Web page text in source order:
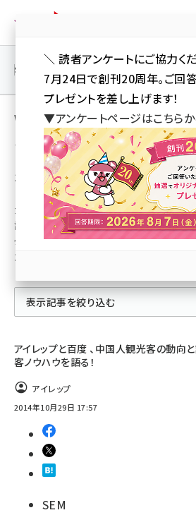
ン
seo (3519)
ai (2801)
youtube (2425)
note (2310)
z世代 (1620)
meo (1274)
llmo (1160)
SEO
Web担当者／仕事 ＋ イベン
ユーザー投稿記事（人気順）
100記事
カテゴリ：Web担当者／仕事
記事種別：イベント／セミナー
タイプ：ユーザー投稿記事
並び順：人気順
表示記事を絞り込む
アイレップと百度 、中国人観光客の動向
客ノウハウを語る！
アイレップ
2014年10月29日 17:57
SEM
＼ 読者アンケートにご協力く
7月24日で創刊20周年。ご回
プレゼントを差し上げます！
▼アンケートページはこちら